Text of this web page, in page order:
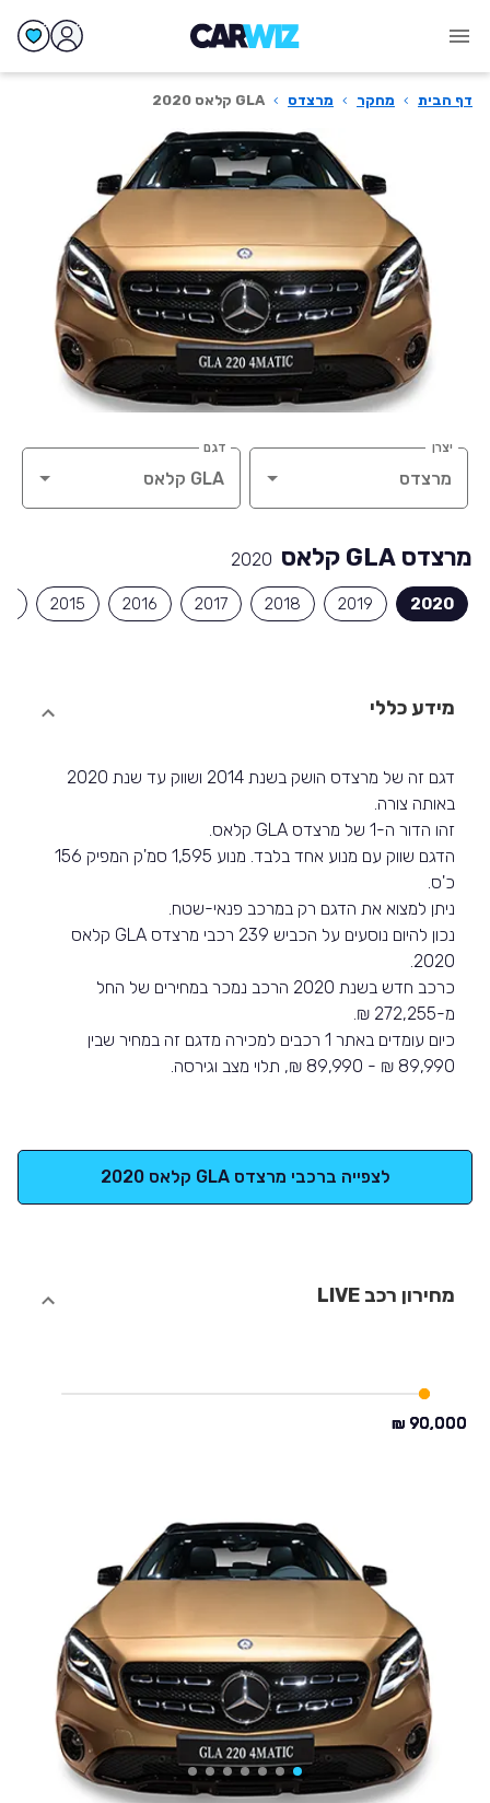
דף הבית › מחקר › מרצדס › GLA קלאס 2020
יצרן דגם
מרצדס GLA קלאס 2020
2020
2019
2018
2017
2016
2015
מידע כללי
דגם זה של מרצדס הושק בשנת 2014 ושווק עד שנת 2020
באותה צורה.
זהו הדור ה-1 של מרצדס GLA קלאס.
הדגם שווק עם מנוע אחד בלבד. מנוע 1,595 סמ'ק המפיק 156
כ'ס.
ניתן למצוא את הדגם רק במרכב פנאי-שטח.
נכון להיום נוסעים על הכביש 239 רכבי מרצדס GLA קלאס
2020.
כרכב חדש בשנת 2020 הרכב נמכר במחירים של החל
מ-272,255 ₪.
כיום עומדים באתר 1 רכבים למכירה מדגם זה במחיר שבין
89,990 ₪ - 89,990 ₪, תלוי מצב וגירסה.
לצפייה ברכבי מרצדס GLA קלאס 2020
מחירון רכב LIVE